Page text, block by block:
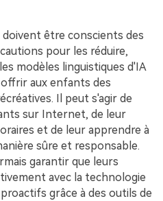
être conscients des
pour les réduire,
modèles linguistiques d'IA
aux enfants des
Il peut s'agir de
sur Internet, de leur
et de leur apprendre à
sûre et responsable.
garantir que leurs
avec la technologie
grâce à des outils de